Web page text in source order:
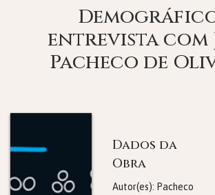
entrevista com
Pacheco de
Dados da
Obra
Autor(es): Pacheco